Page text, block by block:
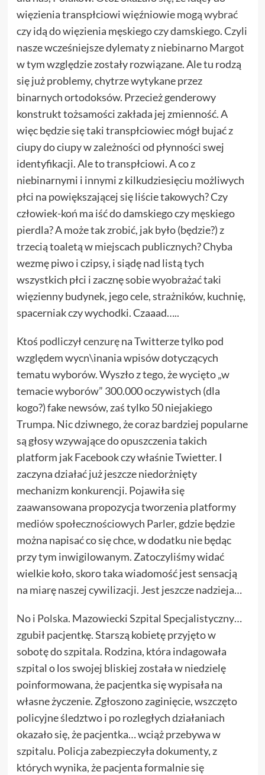
więzienia transpłciowi więźniowiemogą wybrać
czy idą do więzienia męskiego czy damskiego. Czyli
nasze wcześniejsze dylematy zniebinarno Margot
w tym względzie zostały rozwiązane. Ale tu rodzą
się już problemy, chytrze wytykane przez
binarnych ortodoksów. Przecież genderowy
konstrukt tożsamości zakłada jej zmienność. A
więc będzie się taki transpłciowiec mógł bujać z
ciupy do ciupy w zależności od płynności swej
identyfikacji. Ale to transpłciowi. A co z
niebinarnymi i innymi z kilkudziesięciu możliwych
płci na powiększającej się liście takowych? Czy
człowiek-koń ma iść do damskiego czy męskiego
pierdla? A może tak zrobić, jak było (będzie?) z
trzecią toaletą w miejscach publicznych? Chyba
wezmę piwo i czipsy, i siądę nad listą tych
wszystkich płci i zacznę sobie wyobrażać taki
więzienny budynek, jego cele, strażników, kuchnię,
spacerniak czy wychodki. Czaaad…..
Ktoś podliczył cenzuręna Twitterze tylko pod
względem wycn\inania wpisów dotyczących
tematu wyborów. Wyszło z tego, że wycięto „w
temacie wyborów” 300.000 oczywistych (dla
kogo?) fake newsów, zaś tylko 50 niejakiego
Trumpa. Nic dziwnego, że coraz bardziej popularne
są głosy wzywające do opuszczenia takich
platform jak Facebook czy właśnie Twietter. I
zaczyna działać już jeszcze niedorżnięty
mechanizm konkurencji. Pojawiła się
zaawansowana propozycja tworzenia platformy
mediów społecznościowych Parler, gdzie będzie
można napisać co się chce, w dodatku nie będąc
przy tym inwigilowanym. Zatoczyliśmy widać
wielkie koło, skoro taka wiadomość jest sensacją
na miarę naszej cywilizacji. Jest jeszcze nadzieja…
No i Polska. Mazowiecki Szpital Specjalistyczny…
zgubił pacjentkę. Starszą kobietę przyjęto w
sobotę do szpitala. Rodzina, która indagowała
szpital o los swojej bliskiej została w niedzielę
poinformowana, że pacjentka się wypisała na
własne życzenie. Zgłoszono zaginięcie, wszczęto
policyjne śledztwo i po rozległych działaniach
okazało się, że pacjentka… wciąż przebywa w
szpitalu. Policja zabezpieczyła dokumenty, z
których wynika, że pacjenta formalnie się